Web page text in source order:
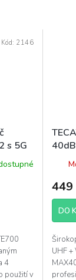
s 5G
4
použití v
Kód: 2146
449
DO
UHF